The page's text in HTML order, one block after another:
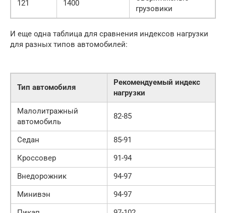
121 1400
грузовики
И еще одна таблица для сравнения индексов нагрузки
для разных типов автомобилей:
Тип автомобиля
Рекомендуемый индекс
нагрузки
Малолитражный
автомобиль
82-85
Седан
85-91
Кроссовер
91-94
Внедорожник
94-97
Минивэн
94-97